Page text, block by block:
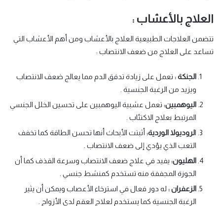
العلاج بالأعشاب :
تتضمن العلاجات الطبيعية العلاج بالأعشاب ومن أهم الأعشاب التي
تساعد على العلاج من ضعف الانتصاب :
الجنكة : تعمل على زيادة تدفق الدم مما يعالج ضعف الانتصاب
ويزيد من الرغبة الجنسية .
اليوهمبين: تعمل عشبية اليوهمبين على تحسين الخلل الجنسي
المرتبط بعلاج الاكتئاب .
الروديولا الوردية: أثبتت الأبحاث أنها تحسن الطاقة كما تخفف
التعب الذي يؤدي إلى ضعف الانتصاب .
الهليون: يفيد في علاج ضعف الانتصاب وسرعة القذف كما أن
الجوزة المجففة منه تستخدم كمنشط جنسي .
الزعفران : له دور فعال في استرخاء الأعصاب ويمكن أن يثير
الرغبة الجنسية كما يستخدم لعلاج العقم لدى الأزواج .